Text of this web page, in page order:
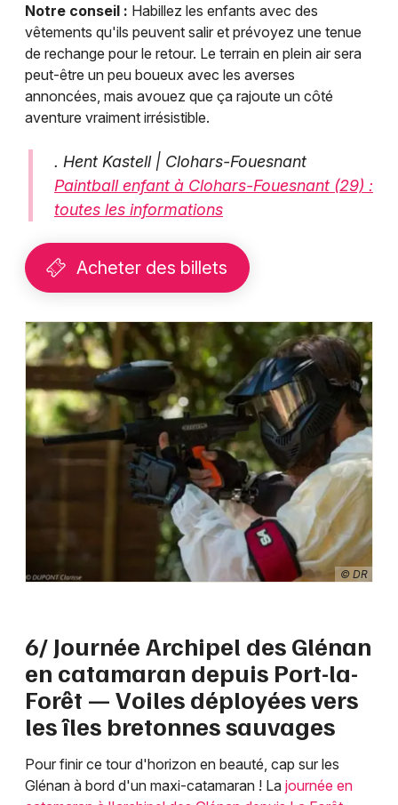
Notre conseil : Habillez les enfants avec des
vêtements qu'ils peuvent salir et prévoyez une tenue
de rechange pour le retour. Le terrain en plein air sera
peut-être un peu boueux avec les averses
annoncées, mais avouez que ça rajoute un côté
aventure vraiment irrésistible.
. Hent Kastell | Clohars-Fouesnant
Paintball enfant à Clohars-Fouesnant (29) :
toutes les informations
Acheter des billets
© DR
6/ Journée Archipel des Glénan
en catamaran depuis Port-la-
Forêt — Voiles déployées vers
les îles bretonnes sauvages
Pour finir ce tour d'horizon en beauté, cap sur les
Glénan à bord d'un maxi-catamaran ! La journée en